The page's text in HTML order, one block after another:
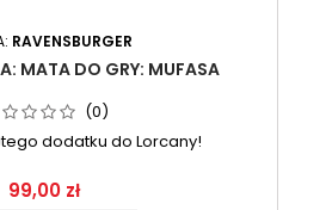
RAVENSBURGER
MATA DO GRY: MUFASA
(0)
dodatku do Lorcany!
99,00 zł